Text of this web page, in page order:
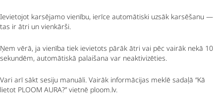
Ievietojot karsējamo vienību, ierīce automātiski uzsāk karsēšanu —
tas ir ātri un vienkārši.
Ņem vērā, ja vienība tiek ievietots pārāk ātri vai pēc vairāk nekā 10
sekundēm, automātiskā palaišana var neaktivizēties.
Vari arī sākt sesiju manuāli. Vairāk informācijas meklē sadaļā “Kā
lietot PLOOM AURA?” vietnē ploom.lv.